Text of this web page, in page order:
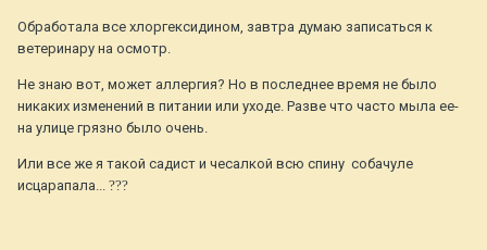
Обработала все хлоргексидином, завтра думаю записаться к
ветеринару на осмотр.
Не знаю вот, может аллергия? Но в последнее время не было
никаких изменений в питании или уходе. Разве что часто мыла ее-
на улице грязно было очень.
Или все же я такой садист и чесалкой всю спину собачуле
исцарапала... ???